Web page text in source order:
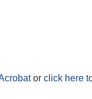
or click here